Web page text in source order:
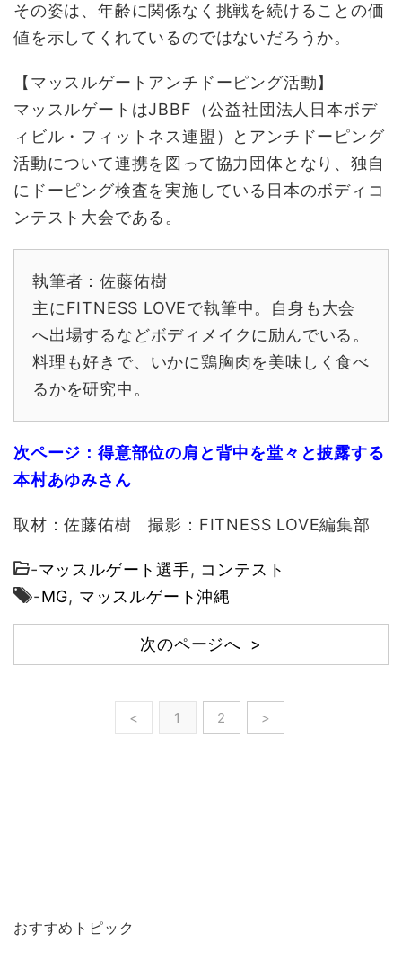
その姿は、年齢に関係なく挑戦を続けることの価
値を示してくれているのではないだろうか。
【マッスルゲートアンチドーピング活動】
マッスルゲートはJBBF（公益社団法人日本ボデ
ィビル・フィットネス連盟）とアンチドーピング
活動について連携を図って協力団体となり、独自
にドーピング検査を実施している日本のボディコ
ンテスト大会である。
執筆者：佐藤佑樹
主にFITNESS LOVEで執筆中。自身も大会
へ出場するなどボディメイクに励んでいる。
料理も好きで、いかに鶏胸肉を美味しく食べ
るかを研究中。
次ページ：得意部位の肩と背中を堂々と披露する
本村あゆみさん
取材：佐藤佑樹 撮影：FITNESS LOVE編集部
-マッスルゲート選手, コンテスト
-MG, マッスルゲート沖縄
次のページへ >
< 1 2 >
おすすめトピック